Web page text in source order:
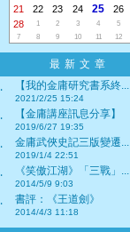
21
22 23 24 25 26
28
1 2 3 4 5
7
8 9 10 11 12
最新文章
‧
【我的金庸研究書系終...
2021/2/25 15:24
‧ 【金庸講座訊息分享】
2019/6/27 19:35
‧ 金庸武俠史記三版變遷...
2019/1/4 22:51
‧ 《笑傲江湖》「三戰」...
2014/5/9 9:03
‧ 書評：《王道劍》
2014/4/3 11:18